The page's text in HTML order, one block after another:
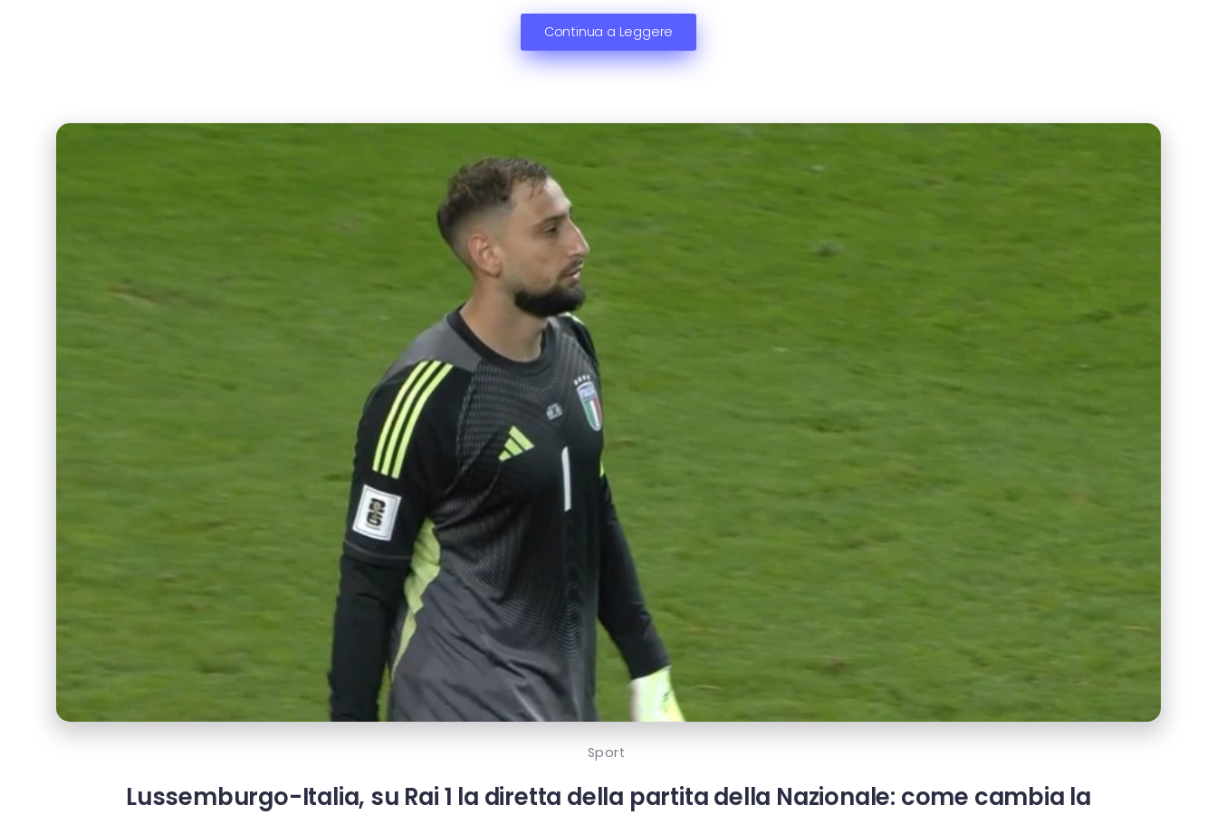
Continua a Leggere
Sport
Lussemburgo-Italia, su Rai 1 la diretta della partita della Nazionale: come cambia la